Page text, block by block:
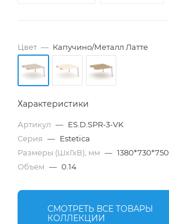
Цвет — Капучино/Металл Латте
Характеристики
Артикул — ES.D.SPR-3-VK
Серия — Estetica
Размеры (ШхГхВ), мм — 1380*730*750
Объем — 0.14
СМОТРЕТЬ ВСЕ ТОВАРЫ
КОЛЛЕКЦИИ